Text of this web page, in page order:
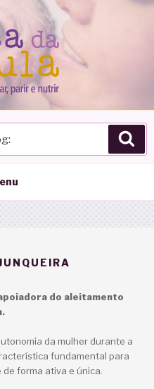
do aleitamento
da mulher durante a
fundamental para
forma ativa e única.